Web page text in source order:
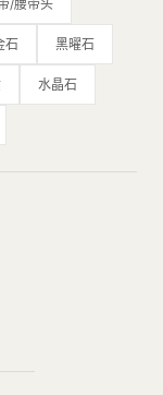
都是经过多道工
和工艺水平。
郁的个性和奢
大奖，并受到
Hadid、滚
乌木十字架图
/腰带头
石 黑曜石
水晶石